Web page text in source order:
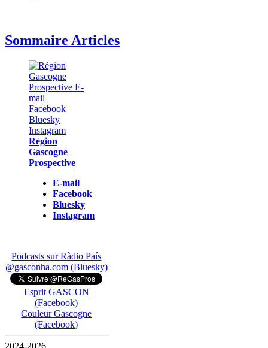
Sommaire Articles
Région
Gascogne
Prospective
E-mail
Facebook
Bluesky
Instagram
Podcasts sur Ràdio País
@gasconha.com (Bluesky)
Esprit GASCON
(Facebook)
Couleur Gascogne
(Facebook)
2024-2026